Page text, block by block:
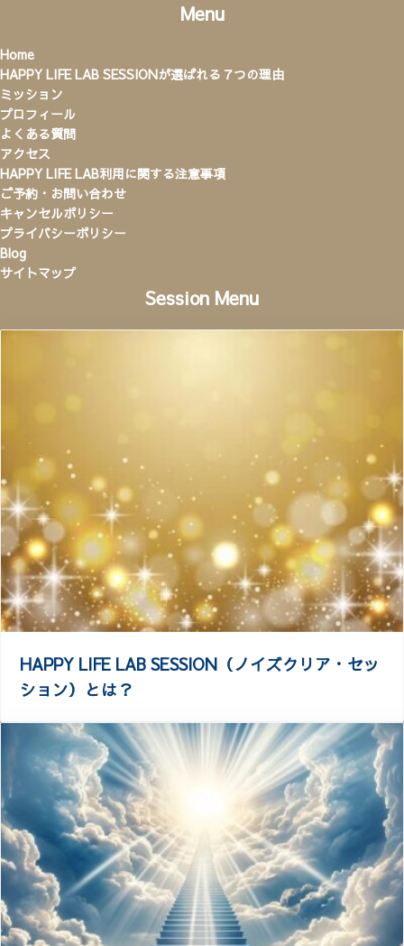
Menu
Home
HAPPY LIFE LAB SESSIONが選ばれる７つの理由
ミッション
プロフィール
よくある質問
アクセス
HAPPY LIFE LAB利用に関する注意事項
ご予約・お問い合わせ
キャンセルポリシー
プライバシーポリシー
Blog
サイトマップ
Session Menu
HAPPY LIFE LAB SESSION（ノイズクリア・セッ
ション）とは？